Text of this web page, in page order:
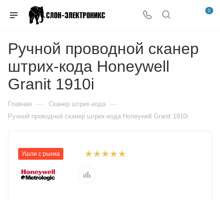
0
Ручной проводной сканер
штрих-кода Honeywell
Granit 1910i
Главная — Сканер штрих-кода —
Ручной проводной сканер штрих-кода Honeywell Granit 1910i
Ушли с рынка